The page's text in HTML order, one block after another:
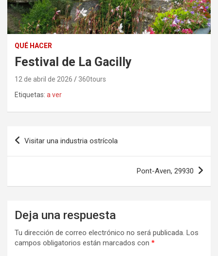
QUÉ HACER
Festival de La Gacilly
12 de abril de 2026
360tours
Etiquetas: a ver
Navegación
Visitar una industria ostrícola
Pont-Aven, 29930
Deja una respuesta
Tu dirección de correo electrónico no será publicada. Los
campos obligatorios están marcados con *